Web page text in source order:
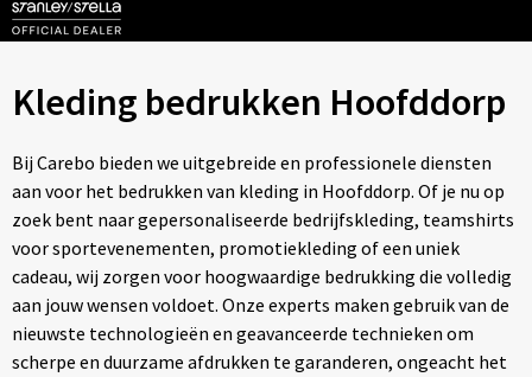
Sportkleding
PBM
Caps, Mutsen & Sjaals
Handdoeken & Dekens
Kinderkleding
Tassen
Kleding bedrukken Hoofddorp
Bij Carebo bieden we uitgebreide en professionele diensten
aan voor het bedrukken van kleding in Hoofddorp. Of je nu op
zoek bent naar gepersonaliseerde bedrijfskleding, teamshirts
voor sportevenementen, promotiekleding of een uniek
cadeau, wij zorgen voor hoogwaardige bedrukking die volledig
aan jouw wensen voldoet. Onze experts maken gebruik van de
nieuwste technologieën en geavanceerde technieken om
scherpe en duurzame afdrukken te garanderen, ongeacht het